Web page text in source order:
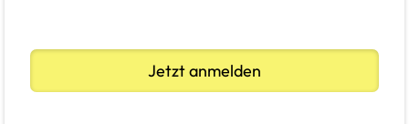
Jetzt anmelden